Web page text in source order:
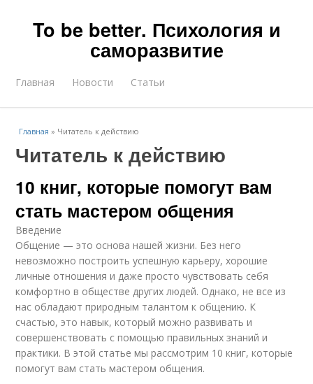
To be better. Психология и
саморазвитие
Главная Новости Статьи
Главная » Читатель к действию
Читатель к действию
10 книг, которые помогут вам
стать мастером общения
Введение
Общение — это основа нашей жизни. Без него
невозможно построить успешную карьеру, хорошие
личные отношения и даже просто чувствовать себя
комфортно в обществе других людей. Однако, не все из
нас обладают природным талантом к общению. К
счастью, это навык, который можно развивать и
совершенствовать с помощью правильных знаний и
практики. В этой статье мы рассмотрим 10 книг, которые
помогут вам стать мастером общения.